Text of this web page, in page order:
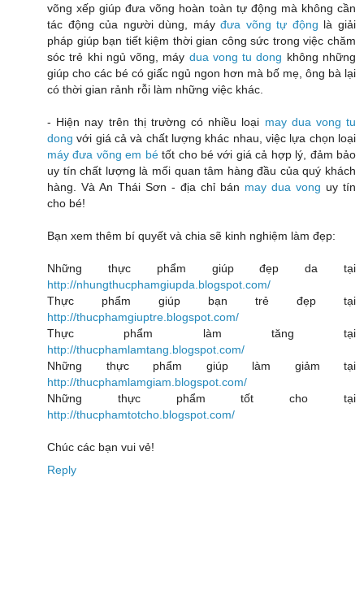
võng xếp giúp đưa võng hoàn toàn tự động mà không cần
tác động của người dùng, máyđưa võng tự động là giải
pháp giúp bạn tiết kiệm thời gian công sức trong việc chăm
sóc trẻ khi ngủ võng, máy dua vong tu dong không những
giúp cho các bé có giấc ngủ ngon hơn mà bố mẹ, ông bà lại
có thời gian rảnh rỗi làm những việc khác.
- Hiện nay trên thị trường có nhiều loại may dua vong tu
dong với giá cả và chất lượng khác nhau, việc lựa chọn loại
máy đưa võng em bétốt cho bé với giá cả hợp lý, đảm bảo
uy tín chất lượng là mối quan tâm hàng đầu của quý khách
hàng. Và An Thái Sơn - địa chỉ bán may dua vong uy tín
cho bé!
Bạn xem thêm bí quyết và chia sẽ kinh nghiệm làm đẹp:
Những thực phẩm giúp đẹp da tại
http://nhungthucphamgiupda.blogspot.com/
Thực phẩm giúp bạn trẻ đẹp tại
http://thucphamgiuptre.blogspot.com/
Thực phẩm làm tăng tại
http://thucphamlamtang.blogspot.com/
Những thực phẩm giúp làm giảm tại
http://thucphamlamgiam.blogspot.com/
Những thực phẩm tốt cho tại
http://thucphamtotcho.blogspot.com/
Chúc các bạn vui vẻ!
Reply